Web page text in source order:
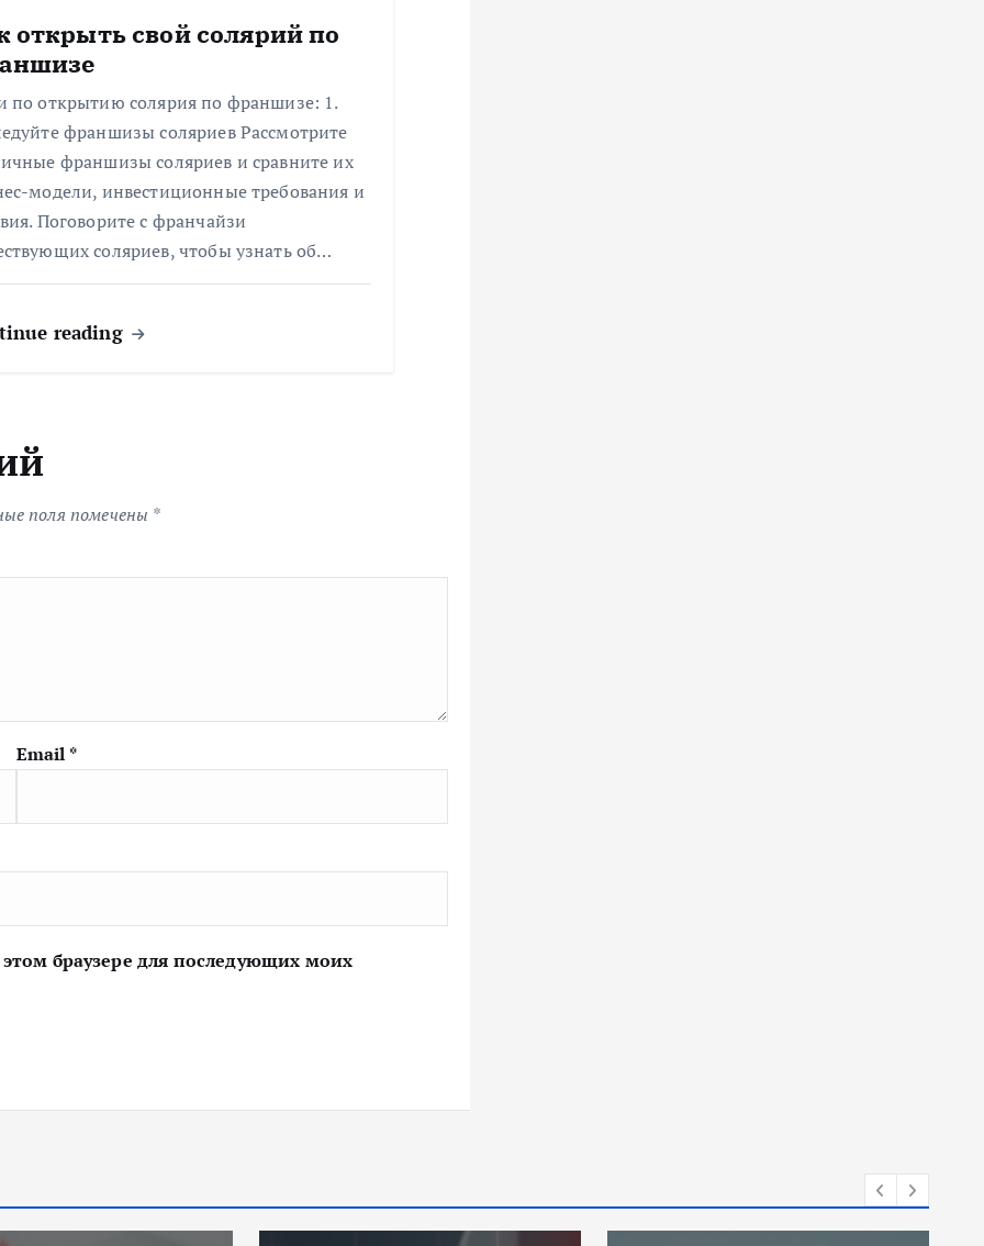
открыть свой солярий по
по открытию солярия по франшизе: 1.
франшизы соляриев Рассмотрите
франшизы соляриев и сравните их
модели, инвестиционные требования и
Поговорите с франчайзи
соляриев, чтобы узнать об…
reading
поля помечены *
Email *
браузере для последующих моих